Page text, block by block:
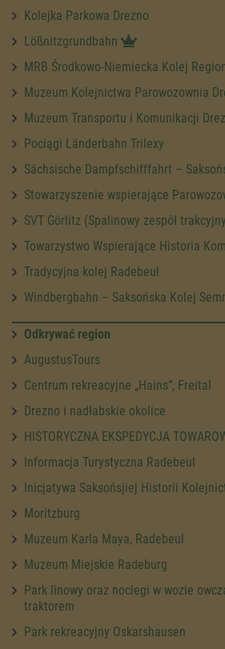
Kolejka Parkowa Drezno
Lößnitzgrundbahn
MRB Środkowo-Niemiecka Kolej
Muzeum Kolejnictwa Parowozownia
Muzeum Transportu i Komunikacji
Pociągi Länderbahn Trilexy
Sächsische Dampfschifffahrt –
Stowarzyszenie wspierające
SVT Görlitz (Spalinowy zespół
Towarzystwo Wspierające Historia
Tradycyjna kolej Radebeul
Windbergbahn – Saksońska Kolej
Odkrywać region
AugustusTours
Centrum rekreacyjne „Hains”, Freital
Drezno i nadłabskie okolice
HISTORYCZNA EKSPEDYCJA
Informacja Turystyczna Radebeul
Inicjatywa Saksońsjiej Historii
Moritzburg
Muzeum Karla Maya, Radebeul
Muzeum Miejskie Radeburg
Park linowy oraz noclegi w wozie
traktorem
Park rekreacyjny Oskarshausen